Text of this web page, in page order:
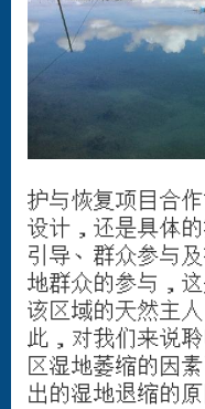
护与恢复项目合
设计，还是具体
引导、群众参与
地群众的参与，
该区域的天然主
此，对我们来说
区湿地萎缩的因
出的湿地退缩的